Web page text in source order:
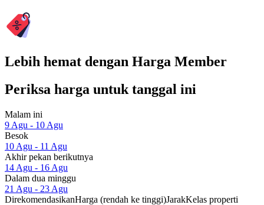
Lebih hemat dengan Harga Member
Periksa harga untuk tanggal ini
Malam ini
9 Agu - 10 Agu
Besok
10 Agu - 11 Agu
Akhir pekan berikutnya
14 Agu - 16 Agu
Dalam dua minggu
21 Agu - 23 Agu
DirekomendasikanHarga (rendah ke tinggi)JarakKelas properti